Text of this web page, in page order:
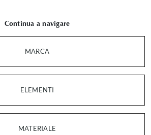
Continua a navigare
MARCA
ELEMENTI
MATERIALE